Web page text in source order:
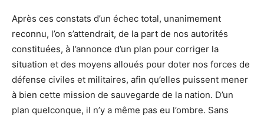
Après ces constats d’un échec total, unanimement
reconnu, l’on s’attendrait, de la part de nos autorités
constituées, à l’annonce d’un plan pour corriger la
situation et des moyens alloués pour doter nos forces de
défense civiles et militaires, afin qu’elles puissent mener
à bien cette mission de sauvegarde de la nation. D’un
plan quelconque, il n’y a même pas eu l’ombre. Sans